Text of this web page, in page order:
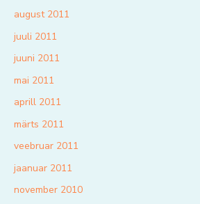
august 2011
juuli 2011
juuni 2011
mai 2011
aprill 2011
märts 2011
veebruar 2011
jaanuar 2011
november 2010